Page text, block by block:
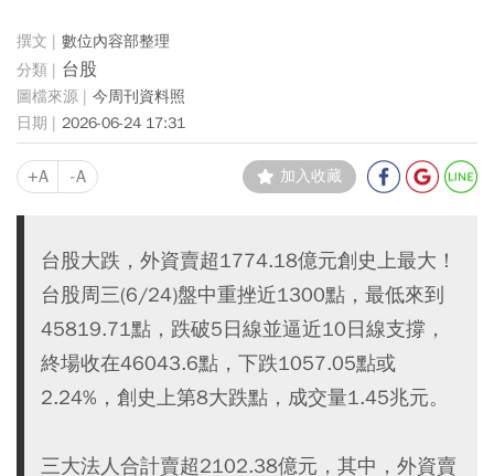
數位內容部整理
台股
今周刊資料照
2026-06-24 17:31
+A -A 加入收藏
台股大跌，外資賣超1774.18億元創史上最大！
台股周三(6/24)盤中重挫近1300點，最低來到
45819.71點，跌破5日線並逼近10日線支撐，
終場收在46043.6點，下跌1057.05點或
2.24%，創史上第8大跌點，成交量1.45兆元。
三大法人合計賣超2102.38億元，其中，外資賣